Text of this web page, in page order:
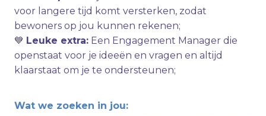
voor langere tijd komt versterken, zodat
bewoners op jou kunnen rekenen;
💙 Leuke extra: Een Engagement Manager die
openstaat voor je ideeën en vragen en altijd
klaarstaat om je te ondersteunen;
Wat we zoeken in jou: